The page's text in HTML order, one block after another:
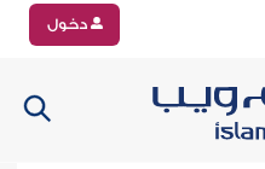
دخول